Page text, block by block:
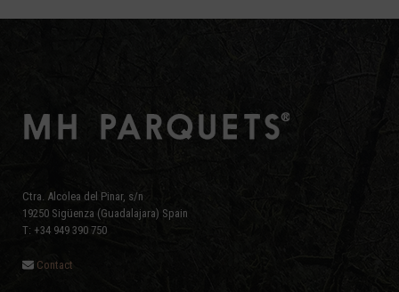
post:
post:
Ctra. Alcolea del Pinar, s/n
19250 Sigüenza (Guadalajara) Spain
T: +34 949 390 750
Contact